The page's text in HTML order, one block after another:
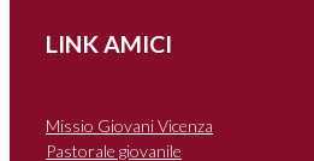
LINK AMICI
Missio Giovani Vicenza
Pastorale giovanile